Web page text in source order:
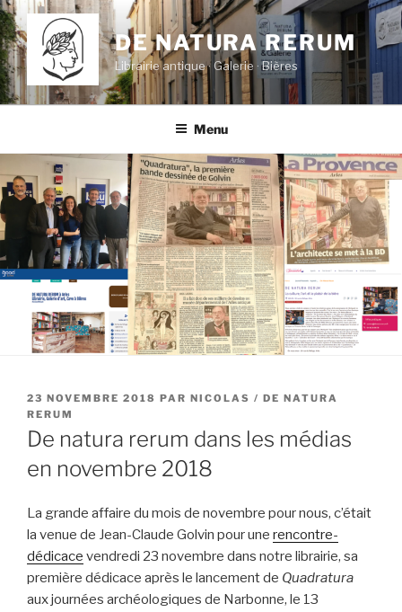
Aller
au
contenu
principal
DE NATURA RERUM
Librairie antique · Galerie · Bières
Menu
PUBLIÉ
LE
23 NOVEMBRE 2018 PAR NICOLAS / DE NATURA
RERUM
De natura rerum dans les médias
en novembre 2018
La grande affaire du mois de novembre pour nous, c’était
la venue de Jean-Claude Golvin pour une rencontre-
dédicace vendredi 23 novembre dans notre librairie, sa
première dédicace après le lancement de Quadratura
aux journées archéologiques de Narbonne, le 13